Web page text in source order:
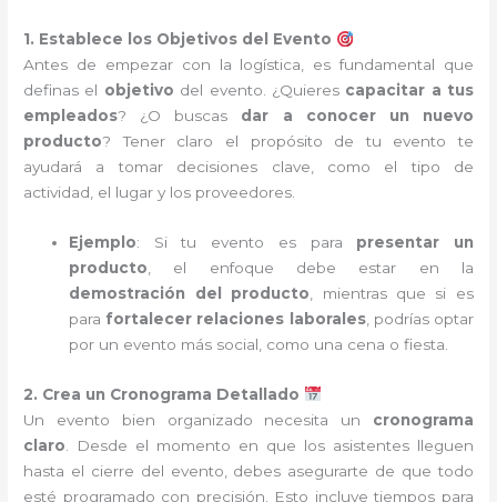
1. Establece los Objetivos del Evento
Antes de empezar con la logística, es fundamental que
definas el objetivo del evento. ¿Quieres capacitar a tus
empleados? ¿O buscas dar a conocer un nuevo
producto? Tener claro el propósito de tu evento te
ayudará a tomar decisiones clave, como el tipo de
actividad, el lugar y los proveedores.
Ejemplo: Si tu evento es para presentar un
producto , el enfoque debe estar en la
demostración del producto , mientras que si es
para fortalecer relaciones laborales, podrías optar
por un evento más social, como una cena o fiesta.
2. Crea un Cronograma Detallado
Un evento bien organizado necesita un cronograma
claro . Desde el momento en que los asistentes lleguen
hasta el cierre del evento, debes asegurarte de que todo
esté programado con precisión. Esto incluye tiempos para